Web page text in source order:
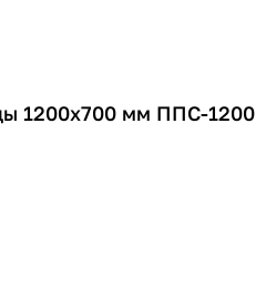
1200х700 мм ППС-1200